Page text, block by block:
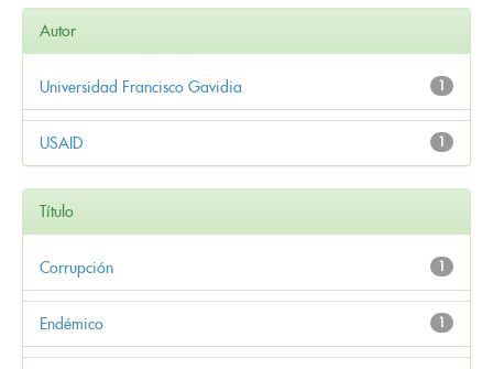
Autor
1
Universidad Francisco Gavidia
1
USAID
Título
1
Corrupción
1
Endémico